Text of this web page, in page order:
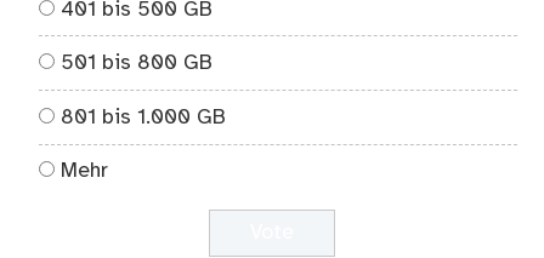
401 bis 500 GB
501 bis 800 GB
801 bis 1.000 GB
Mehr